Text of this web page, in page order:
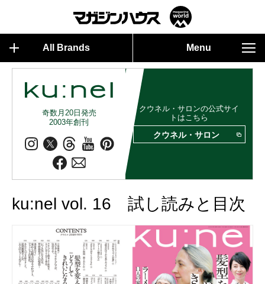
All Brands Menu
奇数月20日発売
2003年創刊
クウネル・サロンの公式サイ
トはこちら
クウネル・サロン
ku:nel vol. 16 試し読みと目次